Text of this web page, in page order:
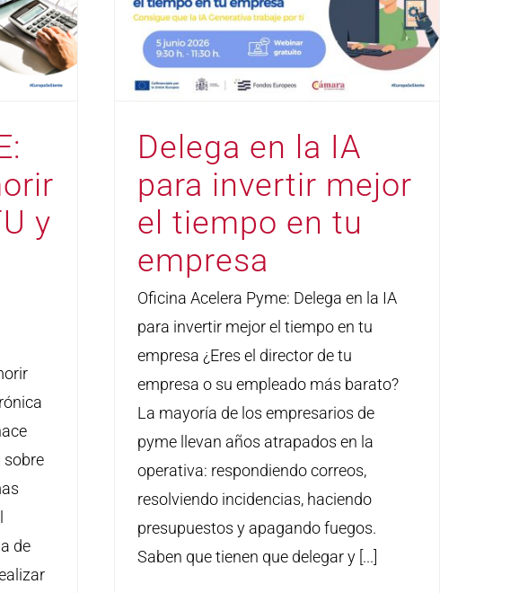
y
sobre
de
Delega en la IA
para invertir mejor
el tiempo en tu
empresa
Oficina Acelera Pyme: Delega en la IA
para invertir mejor el tiempo en tu
empresa ¿Eres el director de tu
empresa o su empleado más barato?
La mayoría de los empresarios de
pyme llevan años atrapados en la
operativa: respondiendo correos,
resolviendo incidencias, haciendo
presupuestos y apagando fuegos.
Saben que tienen que delegar y [...]